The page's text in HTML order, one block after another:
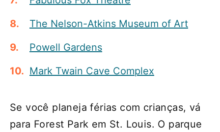
The Nelson-Atkins Museum of Art
Powell Gardens
Mark Twain Cave Complex
Se você planeja férias com crianças, vá
para Forest Park em St. Louis. O parque